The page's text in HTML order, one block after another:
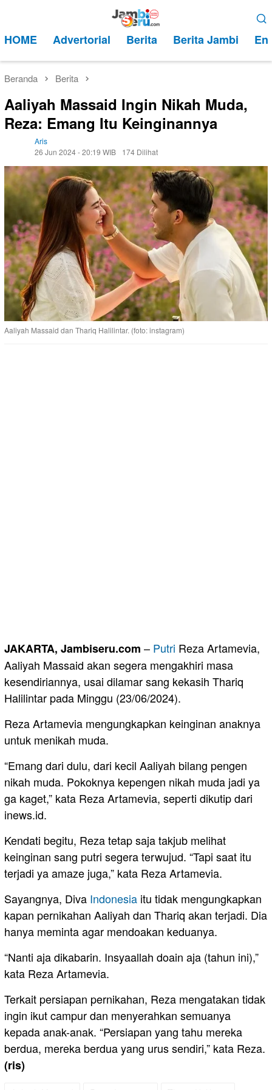
kontenMobile
HOME Advertorial Berita Berita Jambi
Beranda Berita
Aaliyah Massaid Ingin Nikah Muda,
Reza: Emang Itu Keinginannya
Aris
26 Jun 2024 - 20:19 WIB
174 Dilihat
Aaliyah Massaid dan Thariq Halilintar. (foto: instagram)
JAKARTA, Jambiseru.com – Putri Reza Artamevia,
Aaliyah Massaid akan segera mengakhiri masa
kesendiriannya, usai dilamar sang kekasih Thariq
Halilintar pada Minggu (23/06/2024).
Reza Artamevia mengungkapkan keinginan anaknya
untuk menikah muda.
“Emang dari dulu, dari kecil Aaliyah bilang pengen
nikah muda. Pokoknya kepengen nikah muda jadi ya
ga kaget,” kata Reza Artamevia, seperti dikutip dari
inews.id.
Kendati begitu, Reza tetap saja takjub melihat
keinginan sang putri segera terwujud. “Tapi saat itu
terjadi ya amaze juga,” kata Reza Artamevia.
Sayangnya, Diva Indonesia itu tidak mengungkapkan
kapan pernikahan Aaliyah dan Thariq akan terjadi. Dia
hanya meminta agar mendoakan keduanya.
“Nanti aja dikabarin. Insyaallah doain aja (tahun ini),”
kata Reza Artamevia.
Terkait persiapan pernikahan, Reza mengatakan tidak
ingin ikut campur dan menyerahkan semuanya
kepada anak-anak. “Persiapan yang tahu mereka
berdua, mereka berdua yang urus sendiri,” kata Reza.
(ris)